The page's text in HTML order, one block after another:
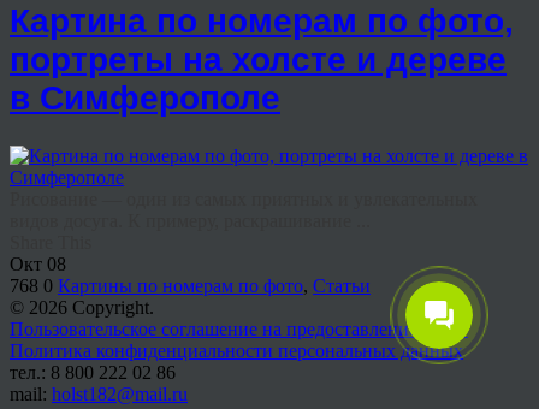
Картина по номерам по фото,
портреты на холсте и дереве
в Симферополе
Окт 08
768 0 Картины по номерам по фото, Статьи
© 2026 Copyright.
Пользовательское соглашение на предоставление услуг
Политика конфиденциальности персональных данных
тел.: 8 800 222 02 86
mail: holst182@mail.ru